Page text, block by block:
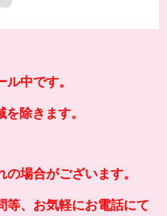
中です。
除きます。
場合がございます。
等、お気軽にお電話にて